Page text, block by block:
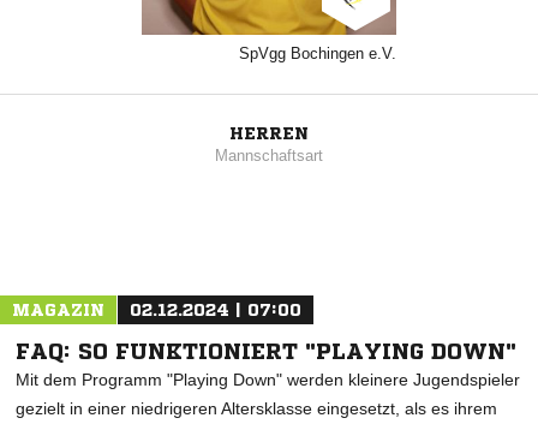
SpVgg Bochingen e.V.
HERREN
Mannschaftsart
MAGAZIN 02.12.2024 | 07:00
FAQ: SO FUNKTIONIERT "PLAYING DOWN"
Mit dem Programm "Playing Down" werden kleinere Jugendspieler
gezielt in einer niedrigeren Altersklasse eingesetzt, als es ihrem